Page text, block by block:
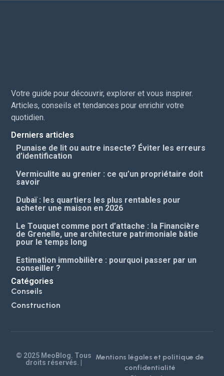
Votre guide pour découvrir, explorer et vous inspirer.
Articles, conseils et tendances pour enrichir votre
quotidien.
Derniers articles
Punaise de lit ou autre insecte? Éviter les erreurs
d’identification
Vermiculite au grenier : ce qu’un propriétaire doit
savoir
Dubaï : les quartiers les plus rentables pour
acheter une maison en 2026
Le Touquet comme port d’attache : la Financière
de Grenelle, une architecture patrimoniale bâtie
pour le temps long
Estimation immobilière : pourquoi passer par un
conseiller ?
Catégories
Conseils
Construction
© 2025 MeoBlog. Tous
droits réservés. |
Mentions légales et politique de
confidentialité